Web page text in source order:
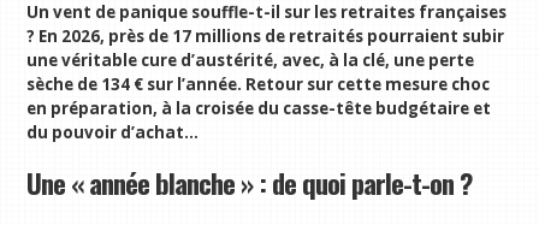
Un vent de panique souffle-t-il sur les retraites françaises
? En 2026, près de 17 millions de retraités pourraient subir
une véritable cure d’austérité, avec, à la clé, une perte
sèche de 134 € sur l’année. Retour sur cette mesure choc
en préparation, à la croisée du casse-tête budgétaire et
du pouvoir d’achat…
Une « année blanche » : de quoi parle-t-on ?